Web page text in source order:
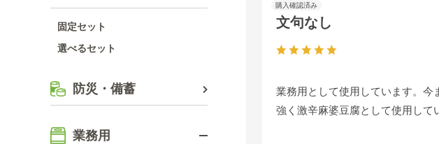
固定セット
選べるセット
防災・備蓄
業務用
文句なし
業務用として使用しています。今
強く激辛麻婆豆腐として使用して